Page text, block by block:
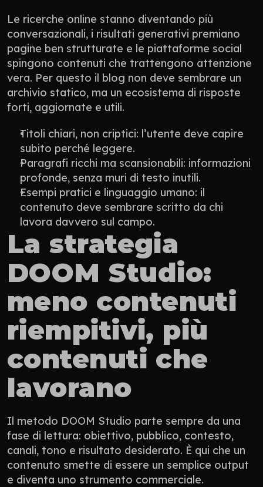
Le ricerche online stanno diventando più
conversazionali, i risultati generativi premiano
pagine ben strutturate e le piattaforme social
spingono contenuti che trattengono attenzione
vera. Per questo il blog non deve sembrare un
archivio statico, ma un ecosistema di risposte
forti, aggiornate e utili.
Titoli chiari, non criptici: l’utente deve capire
subito perché leggere.
Paragrafi ricchi ma scansionabili: informazioni
profonde, senza muri di testo inutili.
Esempi pratici e linguaggio umano: il
contenuto deve sembrare scritto da chi
lavora davvero sul campo.
La strategia
DOOM Studio:
meno contenuti
riempitivi, più
contenuti che
lavorano
Il metodo DOOM Studio parte sempre da una
fase di lettura: obiettivo, pubblico, contesto,
canali, tono e risultato desiderato. È qui che un
contenuto smette di essere un semplice output
e diventa uno strumento commerciale.